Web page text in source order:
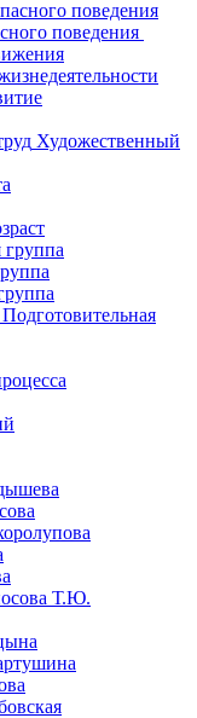
поведения
Художественный
Подготовительная
Т.Ю.